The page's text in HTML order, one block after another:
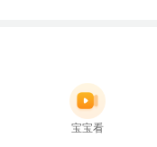
宝宝看